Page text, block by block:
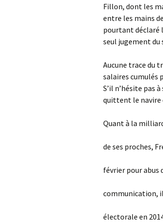
Fillon, dont les
entre les mains
pourtant déclaré
seul jugement du
Aucune trace du
salaires cumulés
S’il n’hésite pas
quittent le navire
Quant à la
de ses proches,
février pour abus
communication,
électorale en